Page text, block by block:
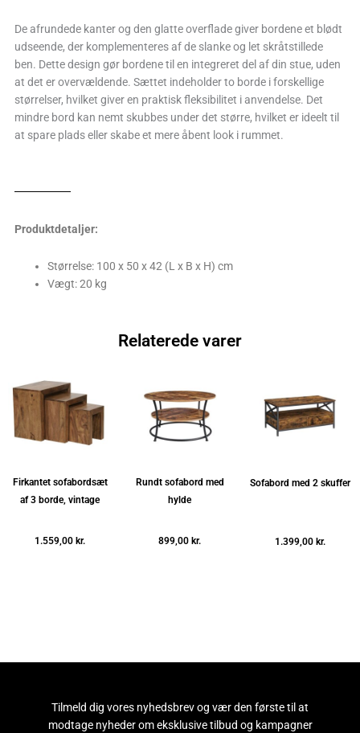
De afrundede kanter og den glatte overflade giver bordene et blødt
udseende, der komplementeres af de slanke og let skråtstillede
ben. Dette design gør bordene til en integreret del af din stue, uden
at det er overvældende. Sættet indeholder to borde i forskellige
størrelser, hvilket giver en praktisk fleksibilitet i anvendelse. Det
mindre bord kan nemt skubbes under det større, hvilket er ideelt til
at spare plads eller skabe et mere åbent look i rummet.
Produktdetaljer:
Størrelse: 100 x 50 x 42 (L x B x H) cm
Vægt: 20 kg
Relaterede varer
Firkantet sofabordsæt
af 3 borde, vintage
1.559,00 kr.
Rundt sofabord med
hylde
899,00 kr.
Sofabord med 2 skuffer
1.399,00 kr.
Tilmeld dig vores nyhedsbrev og vær den første til at
modtage nyheder om eksklusive tilbud og kampagner